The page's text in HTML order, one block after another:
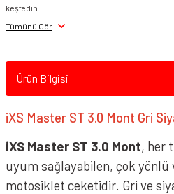
keşfedin.
Tümünü Gör
Ürün Bilgisi
iXS Master ST 3.0 Mont Gri
iXS Master ST 3.0 Mont, her
uyum sağlayabilen, çok yönlü
motosiklet ceketidir. Gri ve